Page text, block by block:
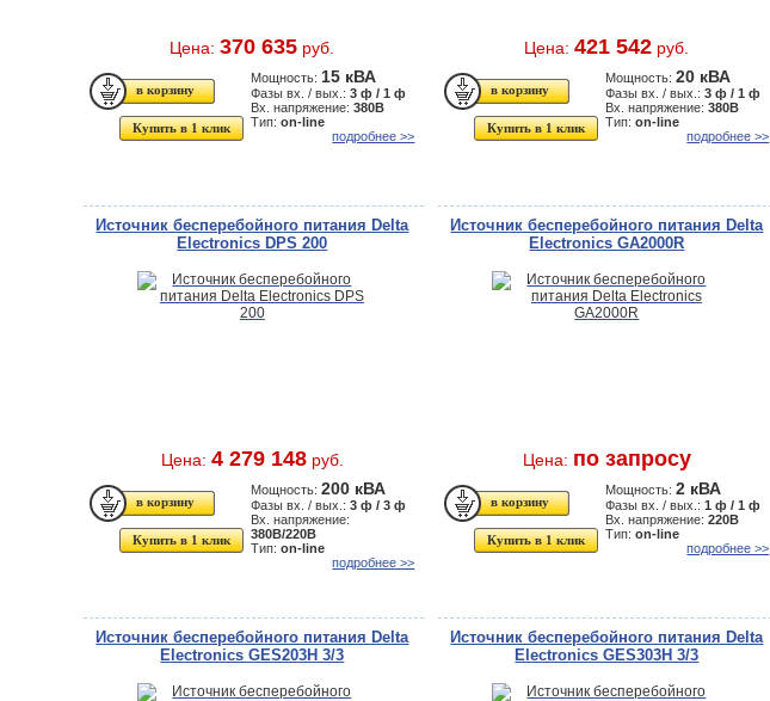
Цена:370 635 руб.
Купить в 1 клик
Мощность: 15 кВА
Фазы вх. / вых.:3 ф / 1 ф
Вх. напряжение:380В
Тип:on-line
подробнее >>
Цена:421 542 руб.
Купить в 1 клик
Мощность:20 кВА
Фазы вх. / вых.:3 ф / 1 ф
Вх. напряжение:380В
Тип:on-line
подробнее >>
Источник бесперебойного питания Delta
Electronics DPS 200
Цена: 4 279 148руб.
Купить в 1 клик
Мощность:200 кВА
Фазы вх. / вых.:3 ф / 3 ф
Вх. напряжение:
380В/220В
Тип:on-line
подробнее >>
Источник бесперебойного питания Delta
Electronics GA2000R
Цена: по запросу
Купить в 1 клик
Мощность:2 кВА
Фазы вх. / вых.:1 ф / 1 ф
Вх. напряжение:220В
Тип:on-line
подробнее >>
Источник бесперебойного питания Delta
Electronics GES203H 3/3
Источник бесперебойного питания Delta
Electronics GES303H 3/3